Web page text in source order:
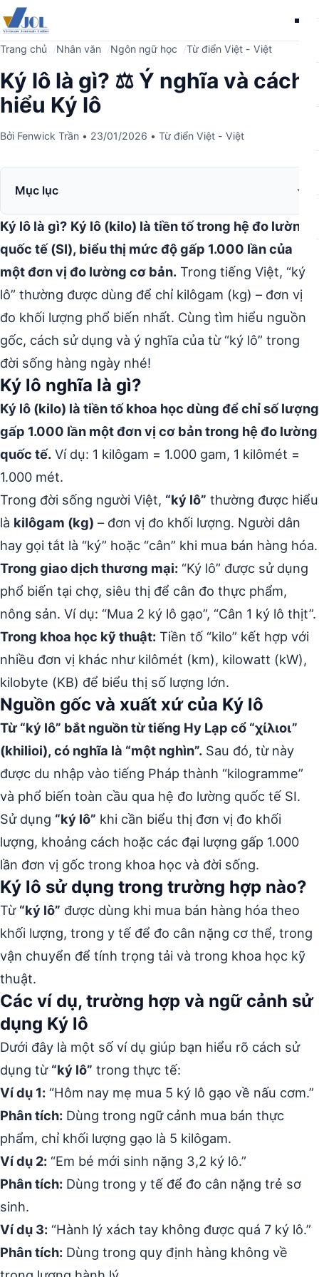
Trang chủ Nhân văn Ngôn ngữ học Từ điển Việt - Việt
Ký lô là gì? ⚖️ Ý nghĩa và cách
hiểu Ký lô
Bởi Fenwick Trần • 23/01/2026 • Từ điển Việt - Việt
Mục lục
Ký lô là gì? Ký lô (kilo) là tiền tố trong hệ đo lường
quốc tế (SI), biểu thị mức độ gấp 1.000 lần của
một đơn vị đo lường cơ bản. Trong tiếng Việt, “ký
lô” thường được dùng để chỉ kilôgam (kg) – đơn vị
đo khối lượng phổ biến nhất. Cùng tìm hiểu nguồn
gốc, cách sử dụng và ý nghĩa của từ “ký lô” trong
đời sống hàng ngày nhé!
Ký lô nghĩa là gì?
Ký lô (kilo) là tiền tố khoa học dùng để chỉ số lượng
gấp 1.000 lần một đơn vị cơ bản trong hệ đo lường
quốc tế. Ví dụ: 1 kilôgam = 1.000 gam, 1 kilômét =
1.000 mét.
Trong đời sống người Việt, “ký lô” thường được hiểu
là kilôgam (kg) – đơn vị đo khối lượng. Người dân
hay gọi tắt là “ký” hoặc “cân” khi mua bán hàng hóa.
Trong giao dịch thương mại: “Ký lô” được sử dụng
phổ biến tại chợ, siêu thị để cân đo thực phẩm,
nông sản. Ví dụ: “Mua 2 ký lô gạo”, “Cân 1 ký lô thịt”.
Trong khoa học kỹ thuật: Tiền tố “kilo” kết hợp với
nhiều đơn vị khác như kilômét (km), kilowatt (kW),
kilobyte (KB) để biểu thị số lượng lớn.
Nguồn gốc và xuất xứ của Ký lô
Từ “ký lô” bắt nguồn từ tiếng Hy Lạp cổ “χίλιοι”
(khilioi), có nghĩa là “một nghìn”. Sau đó, từ này
được du nhập vào tiếng Pháp thành “kilogramme”
và phổ biến toàn cầu qua hệ đo lường quốc tế SI.
Sử dụng “ký lô” khi cần biểu thị đơn vị đo khối
lượng, khoảng cách hoặc các đại lượng gấp 1.000
lần đơn vị gốc trong khoa học và đời sống.
Ký lô sử dụng trong trường hợp nào?
Từ “ký lô” được dùng khi mua bán hàng hóa theo
khối lượng, trong y tế để đo cân nặng cơ thể, trong
vận chuyển để tính trọng tải và trong khoa học kỹ
thuật.
Các ví dụ, trường hợp và ngữ cảnh sử
dụng Ký lô
Dưới đây là một số ví dụ giúp bạn hiểu rõ cách sử
dụng từ “ký lô” trong thực tế:
Ví dụ 1: “Hôm nay mẹ mua 5 ký lô gạo về nấu cơm.”
Phân tích: Dùng trong ngữ cảnh mua bán thực
phẩm, chỉ khối lượng gạo là 5 kilôgam.
Ví dụ 2: “Em bé mới sinh nặng 3,2 ký lô.”
Phân tích: Dùng trong y tế để đo cân nặng trẻ sơ
sinh.
Ví dụ 3: “Hành lý xách tay không được quá 7 ký lô.”
Phân tích: Dùng trong quy định hàng không về